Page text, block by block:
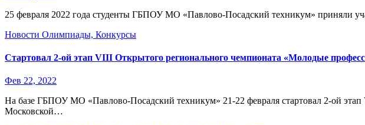
25 февраля 2022 года студенты ГБПОУ МО «Павлово-Посадский техникум» приняли
Новости Олимпиады, Конкурсы
Стартовал 2-ой этап VIII Открытого регионального чемпионата «Молодые
Фев 22, 2022
На базе ГБПОУ МО «Павлово-Посадский техникум» 21-22 февраля стартовал 2-ой
Московской…